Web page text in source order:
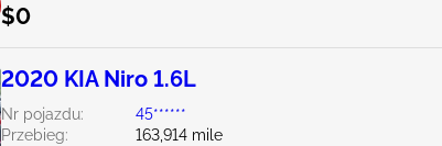
$0
2020 KIA Niro 1.6L
Nr pojazdu:
45******
Przebieg:
163,914 mile